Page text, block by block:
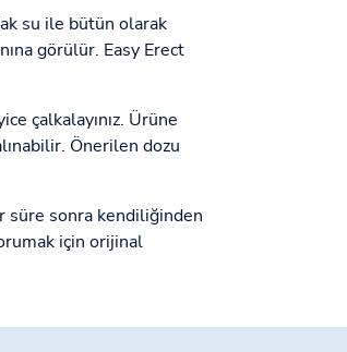
su ile bütün olarak
görülür. Easy Erect
çalkalayınız. Ürüne
Önerilen dozu
süre sonra kendiliğinden
için orijinal